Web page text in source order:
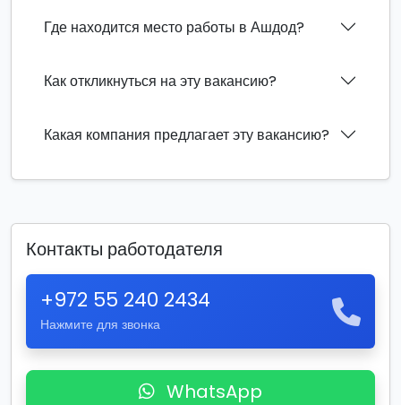
Где находится место работы в Ашдод?
Как откликнуться на эту вакансию?
Какая компания предлагает эту вакансию?
Контакты работодателя
+972 55 240 2434
Нажмите для звонка
WhatsApp